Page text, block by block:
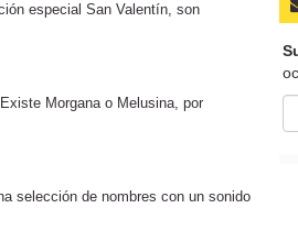
especial San Valentín, son
Morgana o Melusina, por
selección de nombres con un sonido